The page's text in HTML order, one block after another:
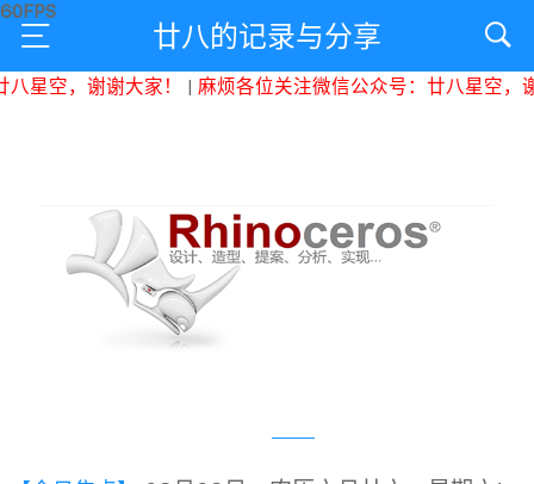
廿八的记录与分享
空，谢谢大家！| 麻烦各位关注微信公众号：廿八星空，谢